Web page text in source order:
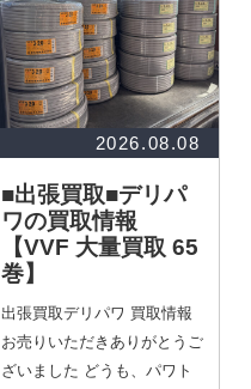
2026.08.08
■出張買取■デリパ
ワの買取情報
【VVF 大量買取 65
巻】
出張買取デリパワ 買取情報
お売りいただきありがとうご
ざいました どうも、パワト